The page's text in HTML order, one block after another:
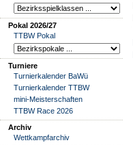
Pokal 2026/27
TTBW Pokal
Turniere
Turnierkalender BaWü
Turnierkalender TTBW
mini-Meisterschaften
TTBW Race 2026
Archiv
Wettkampfarchiv